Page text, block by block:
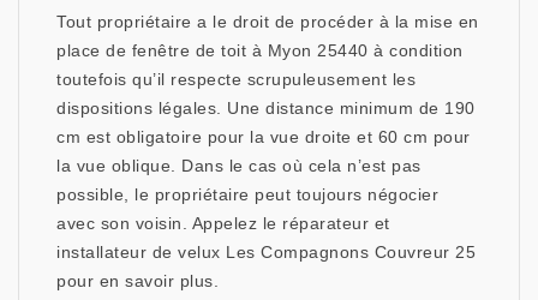
Tout propriétaire a le droit de procéder à la mise en
place de fenêtre de toit à Myon 25440 à condition
toutefois qu’il respecte scrupuleusement les
dispositions légales. Une distance minimum de 190
cm est obligatoire pour la vue droite et 60 cm pour
la vue oblique. Dans le cas où cela n’est pas
possible, le propriétaire peut toujours négocier
avec son voisin. Appelez le réparateur et
installateur de velux Les Compagnons Couvreur 25
pour en savoir plus.